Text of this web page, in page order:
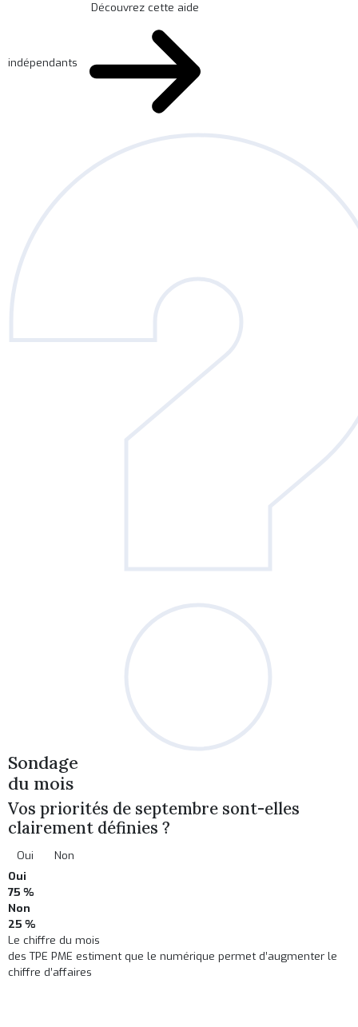
indépendants
Découvrez cette aide
Sondage
du mois
Vos priorités de septembre sont-elles
clairement définies ?
Oui
Non
Oui
75 %
Non
25 %
Le chiffre du mois
des TPE PME estiment que le numérique permet d’augmenter le
chiffre d’affaires